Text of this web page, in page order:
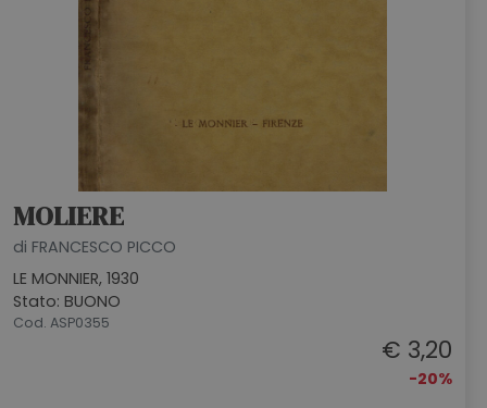
MOLIERE
di FRANCESCO PICCO
LE MONNIER, 1930
Stato: BUONO
Cod. ASP0355
€ 3,20
-20%